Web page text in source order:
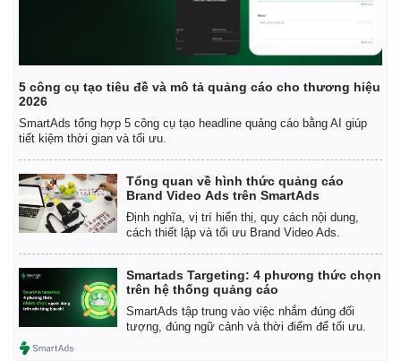
5 công cụ tạo tiêu đề và mô tả quảng cáo cho thương hiệu
2026
SmartAds tổng hợp 5 công cụ tạo headline quảng cáo bằng AI giúp
tiết kiệm thời gian và tối ưu.
Tổng quan về hình thức quảng cáo
Brand Video Ads trên SmartAds
Định nghĩa, vị trí hiển thị, quy cách nội dung,
cách thiết lập và tối ưu Brand Video Ads.
Smartads Targeting: 4 phương thức chọn
trên hệ thống quảng cáo
SmartAds tập trung vào việc nhắm đúng đối
tượng, đúng ngữ cảnh và thời điểm để tối ưu.